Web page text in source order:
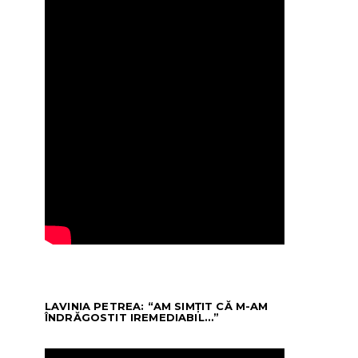
LAVINIA PETREA: “AM SIMȚIT CĂ M-AM
ÎNDRĂGOSTIT IREMEDIABIL…”